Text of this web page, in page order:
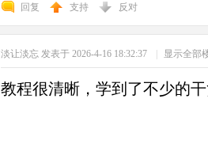
回复 支持 反对
淡让淡忘 发表于 2026-4-16 18:32:37 | 显示全部
教程很清晰，学到了不少的